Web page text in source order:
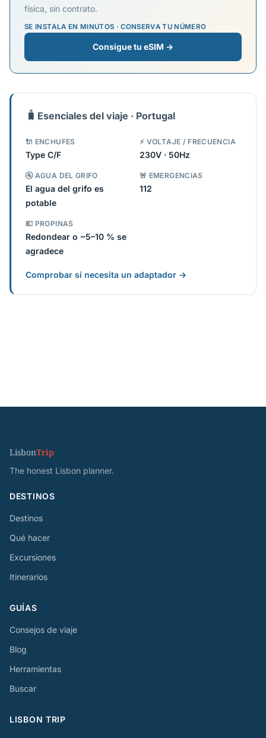
física, sin contrato.
SE INSTALA EN MINUTOS · CONSERVA TU NÚMERO
Consigue tu eSIM →
🧳 Esenciales del viaje · Portugal
🔌 ENCHUFES
Type C/F
⚡ VOLTAJE / FRECUENCIA
230V · 50Hz
🚰 AGUA DEL GRIFO
El agua del grifo es
potable
🚨 EMERGENCIAS
112
💶 PROPINAS
Redondear o ~5–10 % se
agradece
Comprobar si necesita un adaptador →
LisbonTrip
The honest Lisbon planner.
DESTINOS
Destinos
Qué hacer
Excursiones
Itinerarios
GUÍAS
Consejos de viaje
Blog
Herramientas
Buscar
LISBON TRIP